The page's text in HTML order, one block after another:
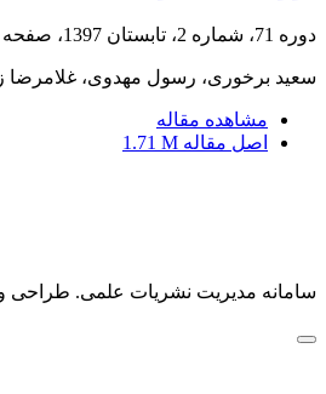
دوره 71، شماره 2، تابستان 1397، صفحه
سعید برخوری، رسول مهدوی، غلامرضا
مشاهده مقاله
اصل مقاله 1.71 M
سامانه مدیریت نشریات علمی. طراحی و